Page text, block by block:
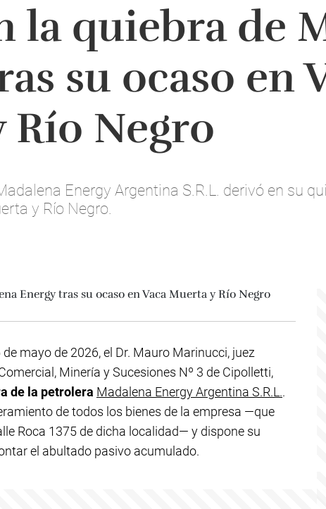
la quiebra de
su ocaso en
Río Negro
Energy Argentina S.R.L. derivó en su
y Río Negro.
mayo de 2026, el Dr. Mauro Marinucci, juez
Minería y Sucesiones Nº 3 de Cipolletti,
de la petrolera Madalena Energy Argentina S.R.L..
de todos los bienes de la empresa —que
Roca 1375 de dicha localidad— y dispone su
el abultado pasivo acumulado.